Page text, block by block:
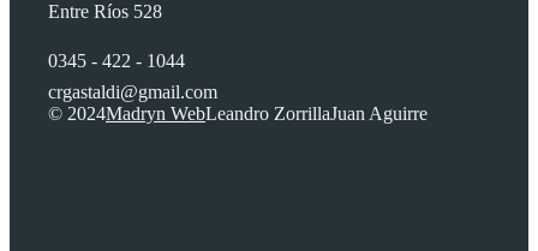
Entre Ríos 528
0345 - 422 - 1044
crgastaldi@gmail.com
© 2024Madryn WebLeandro ZorrillaJuan Aguirre